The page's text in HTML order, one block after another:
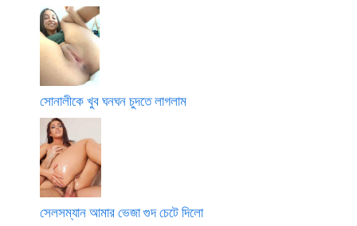
সোনালীকে খুব ঘনঘন চুদতে লাগলাম
সেলসম্যান আমার ভেজা গুদ চেটে দিলো